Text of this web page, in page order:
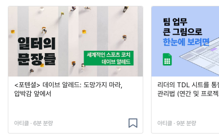
<포텐셜> 데이브 알레드: 도망가지 마라,
압박감 앞에서
아티클 · 6분 분량
리더의 TDL 시트를
관리법 (연간 및 프로
아티클 · 9분 분량